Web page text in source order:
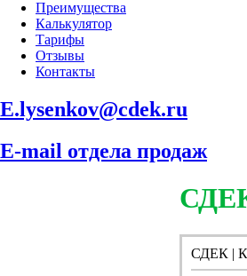
Преимущества
Калькулятор
Тарифы
Отзывы
Контакты
E.lysenkov@cdek.ru
E-mail отдела продаж
СДЕК |